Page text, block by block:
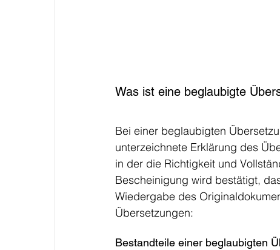
Was ist eine beglaubigte
Bei einer beglaubigten
unterzeichnete Erklärung des
in der die Richtigkeit und
Bescheinigung wird bestätigt,
Wiedergabe des
Übersetzungen:
Bestandteile einer beglaubigten